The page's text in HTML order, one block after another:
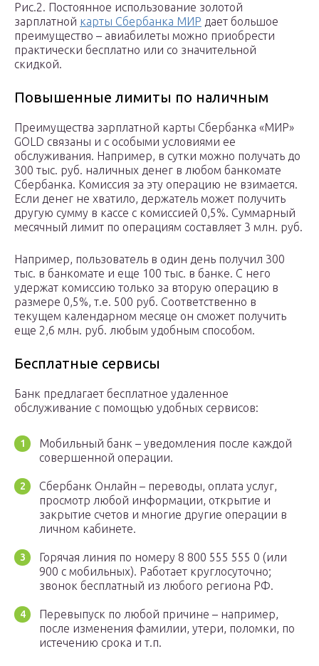
Рис.2. Постоянное использование золотой
зарплатной карты Сбербанка МИР дает большое
преимущество – авиабилеты можно приобрести
практически бесплатно или со значительной
скидкой.
Повышенные лимиты по наличным
Преимущества зарплатной карты Сбербанка «МИР»
GOLD связаны и с особыми условиями ее
обслуживания. Например, в сутки можно получать до
300 тыс. руб. наличных денег в любом банкомате
Сбербанка. Комиссия за эту операцию не взимается.
Если денег не хватило, держатель может получить
другую сумму в кассе с комиссией 0,5%. Суммарный
месячный лимит по операциям составляет 3 млн. руб.
Например, пользователь в один день получил 300
тыс. в банкомате и еще 100 тыс. в банке. С него
удержат комиссию только за вторую операцию в
размере 0,5%, т.е. 500 руб. Соответственно в
текущем календарном месяце он сможет получить
еще 2,6 млн. руб. любым удобным способом.
Бесплатные сервисы
Банк предлагает бесплатное удаленное
обслуживание с помощью удобных сервисов:
Мобильный банк – уведомления после каждой
совершенной операции.
Сбербанк Онлайн – переводы, оплата услуг,
просмотр любой информации, открытие и
закрытие счетов и многие другие операции в
личном кабинете.
Горячая линия по номеру 8 800 555 555 0 (или
900 с мобильных). Работает круглосуточно;
звонок бесплатный из любого региона РФ.
Перевыпуск по любой причине – например,
после изменения фамилии, утери, поломки, по
истечению срока и т.п.